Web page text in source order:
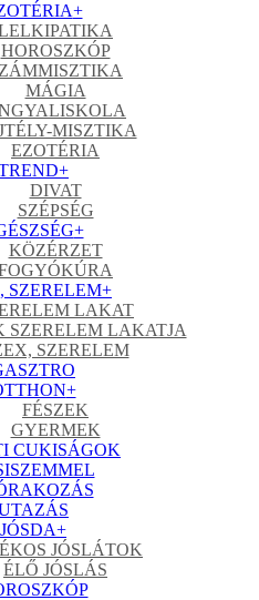
+
HOROSZKÓP
MÁGIA
MISZTIKA
EZOTÉRIA
+
DIVAT
SZÉPSÉG
+
KÖZÉRZET
SZERELEM+
LAKAT
SZERELEM LAKATJA
SZERELEM
+
FÉSZEK
GYERMEK
CUKISÁGOK
JÓSDA+
JÓSLÁTOK
ÉLŐ JÓSLÁS